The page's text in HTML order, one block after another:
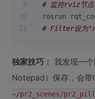
9
# 监控rviz节点
10
rosrun
11
# Filter设为
独家技巧： 我发现一
Notepad）保存，会带
~/pr2_scenes/